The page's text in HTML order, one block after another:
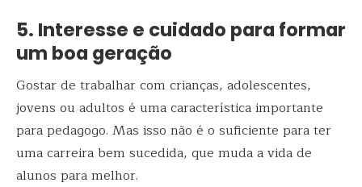
5. Interesse e cuidado para formar
um boa geração
Gostar de trabalhar com crianças, adolescentes,
jovens ou adultos é uma característica importante
para pedagogo. Mas isso não é o suficiente para ter
uma carreira bem sucedida, que muda a vida de
alunos para melhor.